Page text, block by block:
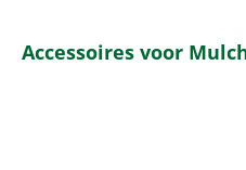
Accessoires voor